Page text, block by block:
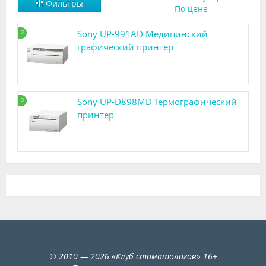
Видео
Форум
Клиники
Специалисты
Галерея
Блоги
Фильтры
По цене
Р
Sony UP-991AD Медицинский
графический принтер
Р
Sony UP-D898MD Термографический
принтер
© 2010— 2026«Клуб стоматологов» 16+